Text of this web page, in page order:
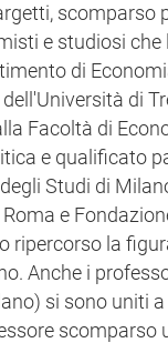
scomparso
e studiosi che
di
di
Facoltà di
e qualificato
Studi di
e
ripercorso la
Anche i
si sono uniti a
scomparso